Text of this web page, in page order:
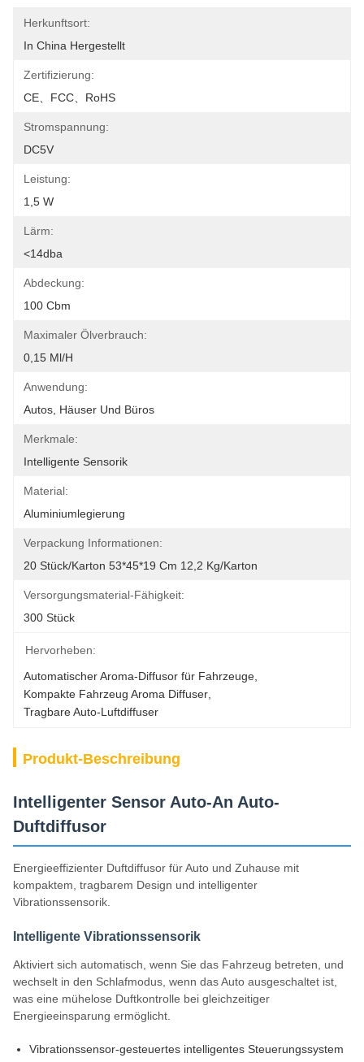
Herkunftsort:
In China Hergestellt
Zertifizierung:
CE、FCC、RoHS
Stromspannung:
DC5V
Leistung:
1,5 W
Lärm:
<14dba
Abdeckung:
100 Cbm
Maximaler Ölverbrauch:
0,15 Ml/h
Anwendung:
Autos, Häuser Und Büros
Merkmale:
Intelligente Sensorik
Material:
Aluminiumlegierung
Verpackung Informationen:
20 Stück/Karton 53*45*19 Cm 12,2 Kg/Karton
Versorgungsmaterial-Fähigkeit:
300 Stück
Hervorheben:
Automatischer Aroma-Diffusor für Fahrzeuge
Kompakte Fahrzeug Aroma Diffuser
Tragbare Auto-Luftdiffuser
Produkt-Beschreibung
Intelligenter Sensor Auto-An Auto-
Duftdiffusor
Energieeffizienter Duftdiffusor für Auto und Zuhause mit
kompaktem, tragbarem Design und intelligenter
Vibrationssensorik.
Intelligente Vibrationssensorik
Aktiviert sich automatisch, wenn Sie das Fahrzeug betreten, und
wechselt in den Schlafmodus, wenn das Auto ausgeschaltet ist,
was eine mühelose Duftkontrolle bei gleichzeitiger
Energieeinsparung ermöglicht.
Vibrationssensor-gesteuertes intelligentes Steuerungssystem